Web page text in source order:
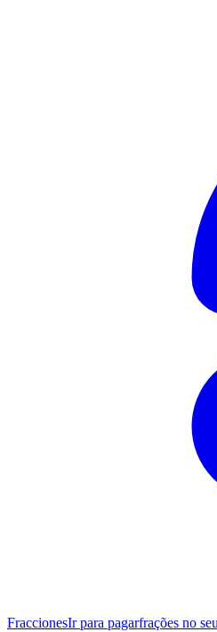
FraccionesIr para pagarfrações no